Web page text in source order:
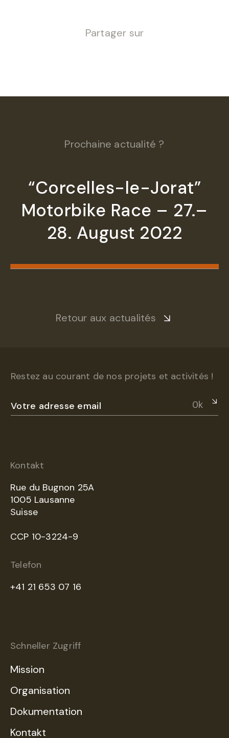
Partager sur
Prochaine actualité ?
“Corcelles-le-Jorat”
Motorbike Race – 27.–
28. August 2022
Retour aux actualités
Restez au courant de nos projets et activités !
Ok
Kontakt
Rue du Bugnon 25A
1005 Lausanne
Suisse
CCP 10-3224-9
Telefon
+41 21 653 07 16
Schneller Zugriff
Mission
Organisation
Dokumentation
Kontakt